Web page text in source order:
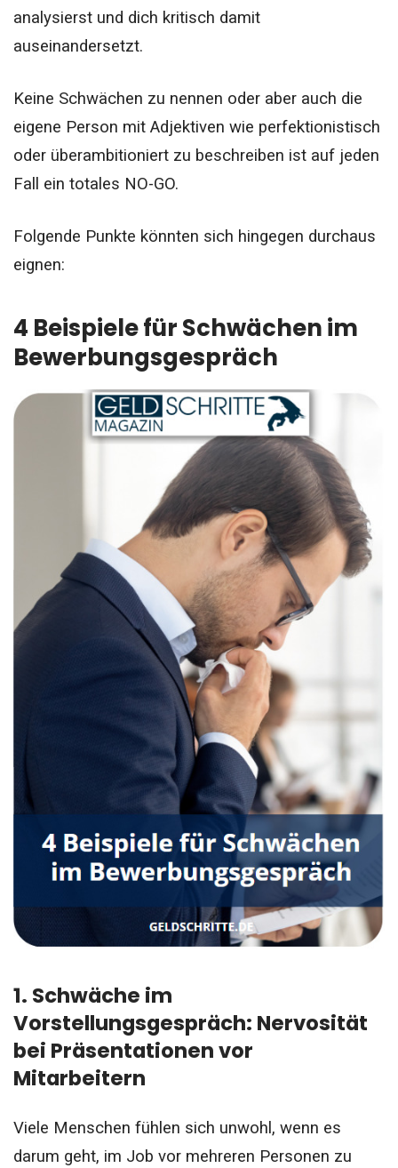
analysierst und dich kritisch damit
auseinandersetzt.
Keine Schwächen zu nennen oder aber auch die
eigene Person mit Adjektiven wie perfektionistisch
oder überambitioniert zu beschreiben ist auf jeden
Fall ein totales NO-GO.
Folgende Punkte könnten sich hingegen durchaus
eignen:
4 Beispiele für Schwächen im
Bewerbungsgespräch
1. Schwäche im
Vorstellungsgespräch: Nervosität
bei Präsentationen vor
Mitarbeitern
Viele Menschen fühlen sich unwohl, wenn es
darum geht, im Job vor mehreren Personen zu